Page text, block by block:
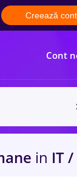
Creează cont
Cont
in IT